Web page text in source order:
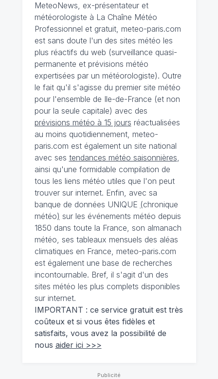
MeteoNews, ex-présentateur et
météorologiste à La Chaîne Météo
Professionnel et gratuit, meteo-paris.com
est sans doute l'un des sites météo les
plus réactifs du web (surveillance quasi-
permanente et prévisions météo
expertisées par un météorologiste). Outre
le fait qu'il s'agisse du premier site météo
pour l'ensemble de Ile-de-France (et non
pour la seule capitale) avec des
prévisions météo à 15 jours réactualisées
au moins quotidiennement, meteo-
paris.com est également un site national
avec ses tendances météo saisonnières,
ainsi qu'une formidable compilation de
tous les liens météo utiles que l'on peut
trouver sur internet. Enfin, avec sa
banque de données UNIQUE (chronique
météo) sur les événements météo depuis
1850 dans toute la France, son almanach
météo, ses tableaux mensuels des aléas
climatiques en France, meteo-paris.com
est également une base de recherches
incontournable. Bref, il s'agit d'un des
sites météo les plus complets disponibles
sur internet.
IMPORTANT : ce service gratuit est très
coûteux et si vous êtes fidèles et
satisfaits, vous avez la possibilité de
nous aider ici >>>